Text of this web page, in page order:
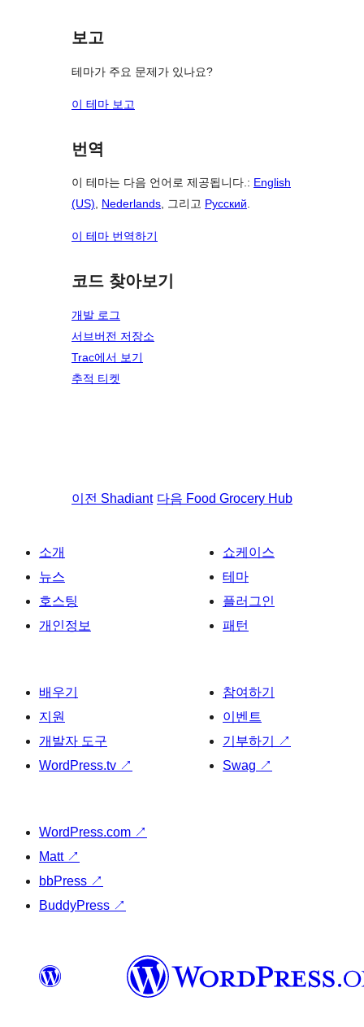
보고
테마가 주요 문제가 있나요?
이 테마 보고
번역
이 테마는 다음 언어로 제공됩니다.: English
(US), Nederlands, 그리고 Русский.
이 테마 번역하기
코드 찾아보기
개발 로그
서브버전 저장소
Trac에서 보기
추적 티켓
이전 Shadiant 다음 Food Grocery Hub
소개
뉴스
호스팅
개인정보
쇼케이스
테마
플러그인
패턴
배우기
지원
개발자 도구
WordPress.tv ↗
참여하기
이벤트
기부하기
↗
Swag ↗
WordPress.com ↗
Matt ↗
bbPress ↗
BuddyPress ↗